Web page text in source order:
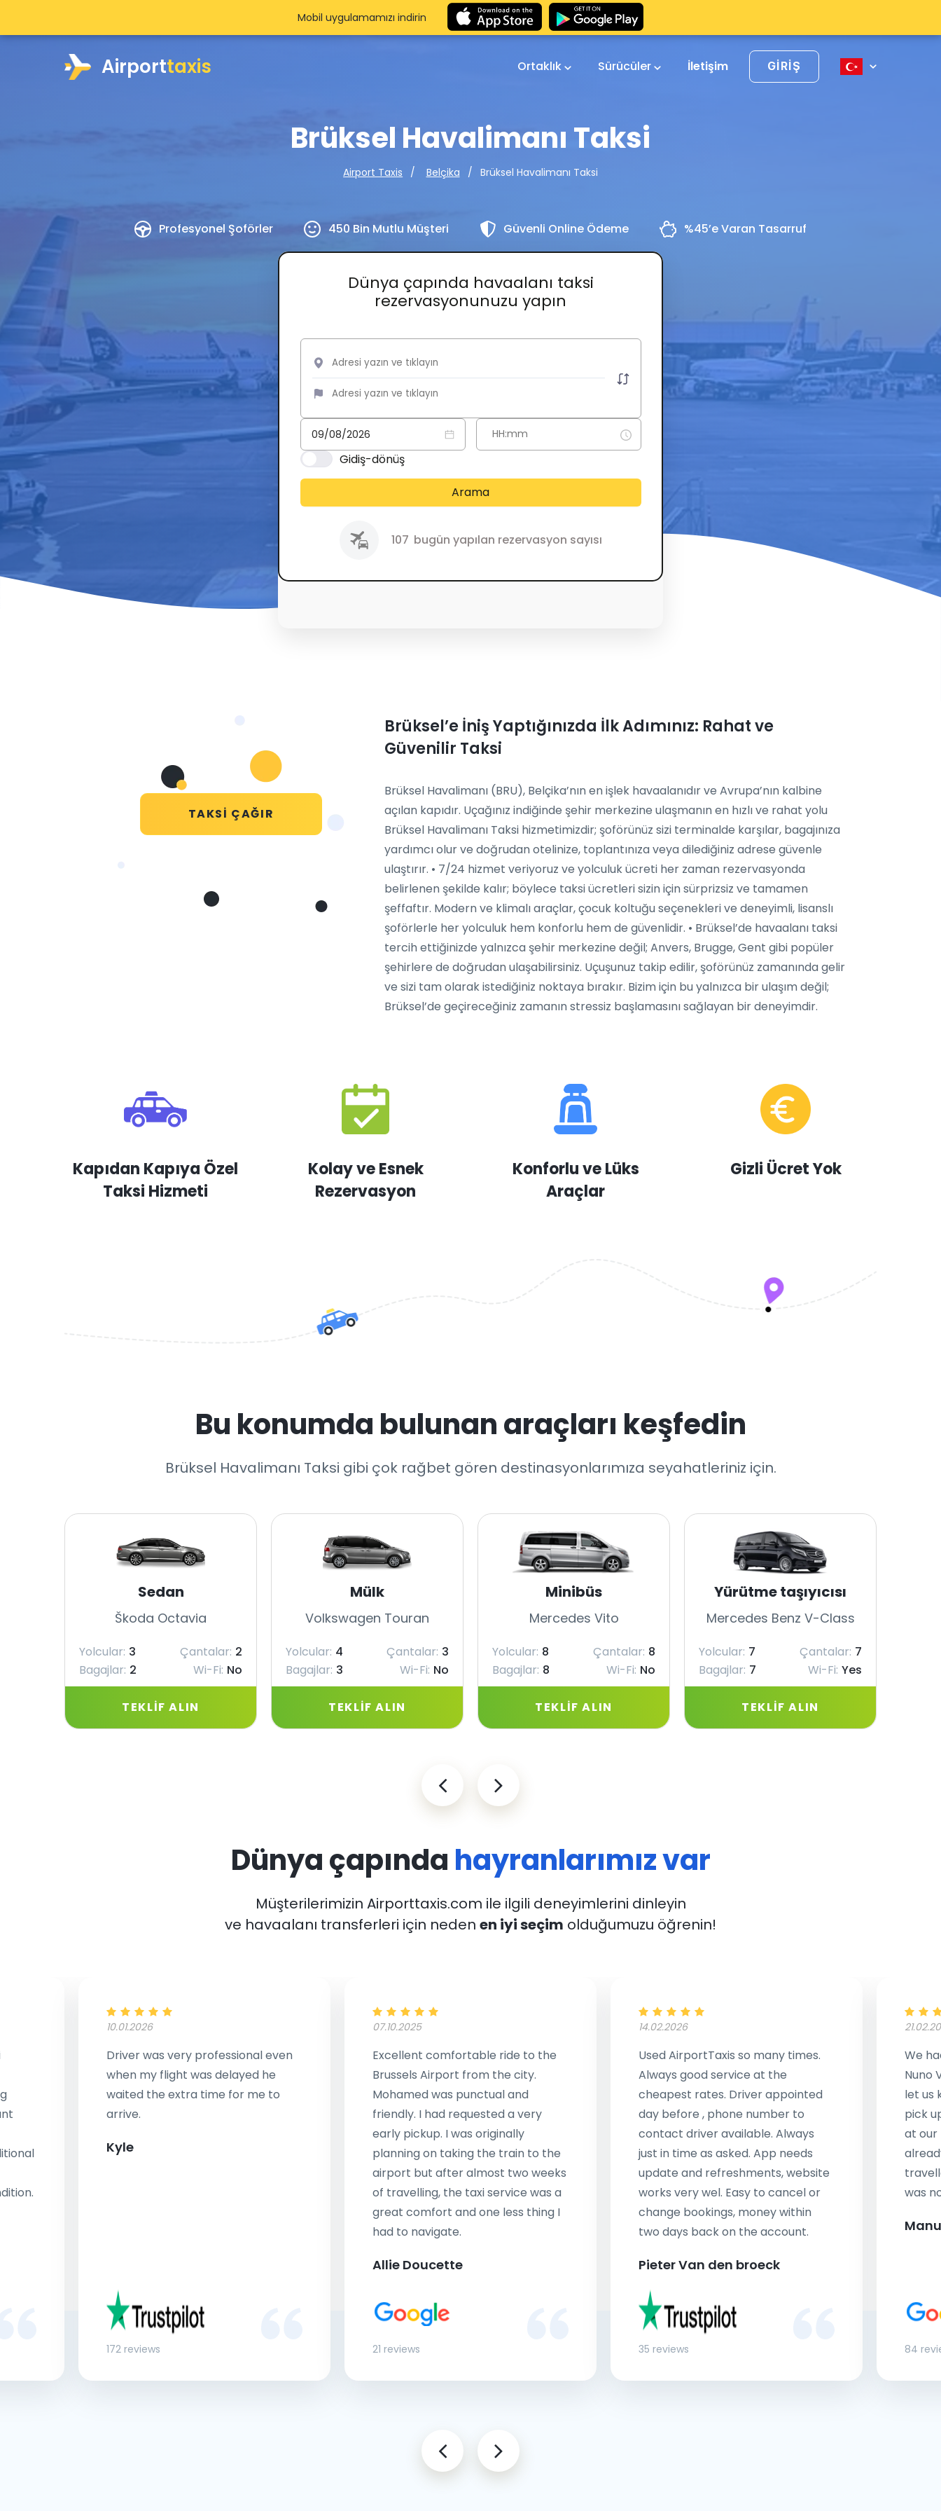
Airporttaxis Ortaklık Sürücüler İletişim GIRIŞ
Brüksel Havalimanı Taksi
Airport Taxis Belçika Brüksel Havalimanı Taksi
Profesyonel Şoförler 450 Bin Mutlu Müşteri Güvenli Online Ödeme %45’e Varan Tasarruf
Dünya çapında havaalanı taksi
rezervasyonunuzu yapın
Gidiş-dönüş
Arama
107 bugün yapılan rezervasyon sayısı
Mobil uygulamamızı indirin
TAKSI ÇAĞIR
Brüksel’e İniş Yaptığınızda İlk Adımınız: Rahat ve
Güvenilir Taksi
Brüksel Havalimanı (BRU), Belçika’nın en işlek havaalanıdır ve Avrupa’nın kalbine
açılan kapıdır. Uçağınız indiğinde şehir merkezine ulaşmanın en hızlı ve rahat yolu
Brüksel Havalimanı Taksi hizmetimizdir; şoförünüz sizi terminalde karşılar, bagajınıza
yardımcı olur ve doğrudan otelinize, toplantınıza veya dilediğiniz adrese güvenle
ulaştırır. • 7/24 hizmet veriyoruz ve yolculuk ücreti her zaman rezervasyonda
belirlenen şekilde kalır; böylece taksi ücretleri sizin için sürprizsiz ve tamamen
şeffaftır. Modern ve klimalı araçlar, çocuk koltuğu seçenekleri ve deneyimli, lisanslı
şoförlerle her yolculuk hem konforlu hem de güvenlidir. • Brüksel’de havaalanı taksi
tercih ettiğinizde yalnızca şehir merkezine değil; Anvers, Brugge, Gent gibi popüler
şehirlere de doğrudan ulaşabilirsiniz. Uçuşunuz takip edilir, şoförünüz zamanında gelir
ve sizi tam olarak istediğiniz noktaya bırakır. Bizim için bu yalnızca bir ulaşım değil;
Brüksel’de geçireceğiniz zamanın stressiz başlamasını sağlayan bir deneyimdir.
Kapıdan Kapıya Özel
Taksi Hizmeti
Kolay ve Esnek
Rezervasyon
Konforlu ve Lüks
Araçlar
Gizli Ücret Yok
Bu konumda bulunan araçları keşfedin
Brüksel Havalimanı Taksi gibi çok rağbet gören destinasyonlarımıza seyahatleriniz için.
Sedan
Škoda Octavia
Yolcular: 3 Çantalar: 2
Bagajlar: 2 Wi-Fi: No
TEKLIF ALIN
Mülk
Volkswagen Touran
Yolcular: 4 Çantalar: 3
Bagajlar: 3 Wi-Fi: No
TEKLIF ALIN
Minibüs
Mercedes Vito
Yolcular: 8 Çantalar: 8
Bagajlar: 8 Wi-Fi: No
TEKLIF ALIN
Yürütme taşıyıcısı
Mercedes Benz V-Class
Yolcular: 7 Çantalar: 7
Bagajlar: 7 Wi-Fi: Yes
TEKLIF ALIN
Dünya çapında hayranlarımız var
Müşterilerimizin Airporttaxis.com ile ilgili deneyimlerini dinleyin
ve havaalanı transferleri için neden en iyi seçim olduğumuzu öğrenin!
10.01.2026
Driver was very professional even
when my flight was delayed he
waited the extra time for me to
arrive.
Kyle
172 reviews
07.10.2025
Excellent comfortable ride to the
Brussels Airport from the city.
Mohamed was punctual and
friendly. I had requested a very
early pickup. I was originally
planning on taking the train to the
airport but after almost two weeks
of travelling, the taxi service was a
great comfort and one less thing I
had to navigate.
Allie Doucette
21 reviews
14.02.2026
Used AirportTaxis so many times.
Always good service at the
cheapest rates. Driver appointed
day before , phone number to
contact driver available. Always
just in time as asked. App needs
update and refreshments, website
works very wel. Easy to cancel or
change bookings, money within
two days back on the account.
Pieter Van den broeck
35 reviews
We
Nuno
let us
pick
at our
was
84